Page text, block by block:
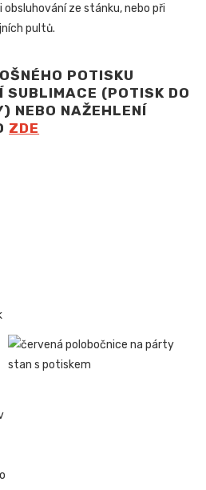
ze stánku, nebo při
pultů.
POTISKU
SUBLIMACE (POTISK DO
NEBO NAŽEHLENÍ
ZDE